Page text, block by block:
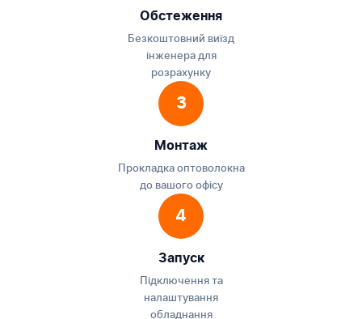
Обстеження
Безкоштовний виїзд
інженера для
розрахунку
3
Монтаж
Прокладка оптоволокна
до вашого офісу
4
Запуск
Підключення та
налаштування
обладнання